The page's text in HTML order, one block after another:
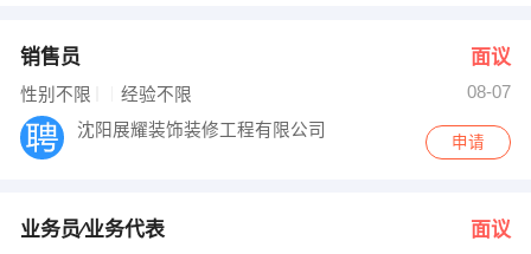
销售员 面议
性别不限 经验不限
08-07
沈阳展耀装饰装修工程有限公司
申请
业务员∕业务代表 面议